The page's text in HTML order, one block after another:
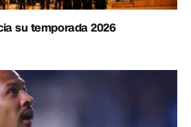
su temporada 2026